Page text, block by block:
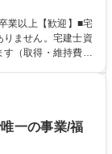
て事務業務を担当
払、支払管理、請
算作成及び予実管
業以上【歓迎】■宅
ません。宅建士資
（取得・維持費用
務に取り組める
意識したスケジュ
ーポレート部門）
一の事業/福